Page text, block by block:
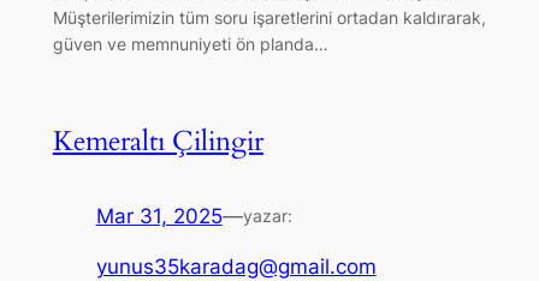
Müşterilerimizin tüm soru işaretlerini ortadan kaldırarak,
güven ve memnuniyeti ön planda…
Kemeraltı Çilingir
Mar 31, 2025—yazar:
yunus35karadag@gmail.com